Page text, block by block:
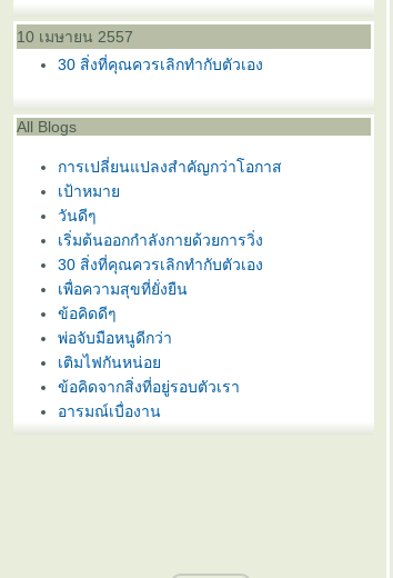
10 เมษายน 2557
30 สิ่งที่คุณควรเลิกทำกับตัวเอง
All Blogs
การเปลี่ยนแปลงสำคัญกว่าโอกาส
เป้าหมา
วันดีๆ
เริ่มต้นออกกำลังกายด้วยการวิ่ง
30 สิ่งที่คุณควรเลิกทำกับตัวเอง
เพื่อความสุขที่ยั่งยืน
ข้อคิดดีๆ
พ่อจับมือหนูดีกว่า
เติมไฟกันหน่อ
ข้อคิดจากสิ่งที่อยู่รอบตัวเรา
อารมณ์เบื่องาน